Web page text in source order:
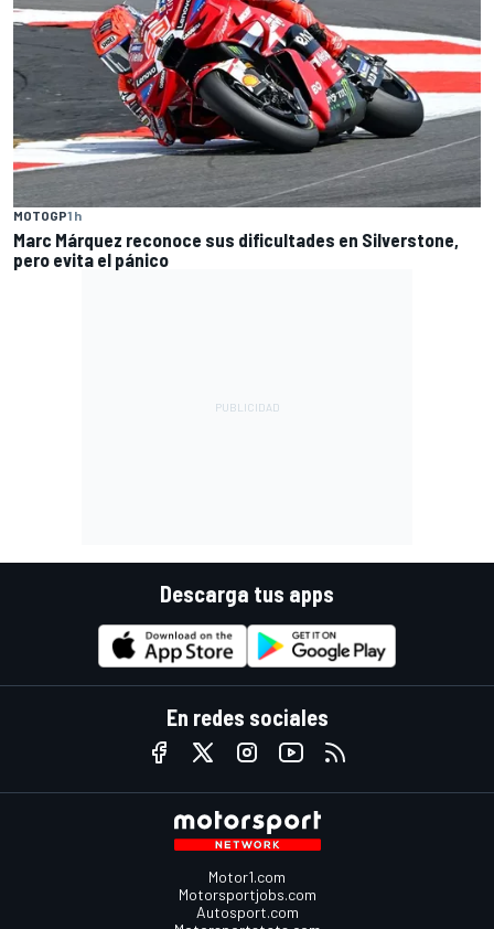
MOTOGP1 h
Marc Márquez reconoce sus dificultades en Silverstone,
pero evita el pánico
Descarga tus apps
En redes sociales
Motor1.com
Motorsportjobs.com
Autosport.com